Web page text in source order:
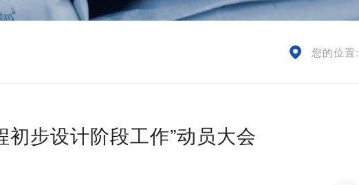
您的位
步设计阶段工作”动员大会